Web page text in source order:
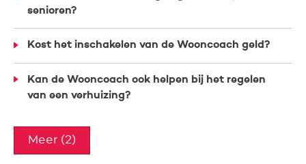
senioren?
Kost het inschakelen van de Wooncoach geld?
Kan de Wooncoach ook helpen bij het regelen
van een verhuizing?
Meer (2)